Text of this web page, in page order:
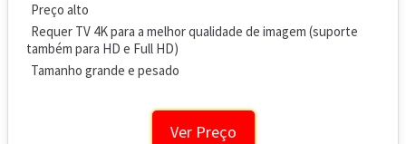
Preço alto
Requer TV 4K para a melhor qualidade de imagem (suporte
também para HD e Full HD)
Tamanho grande e pesado
Ver Preço